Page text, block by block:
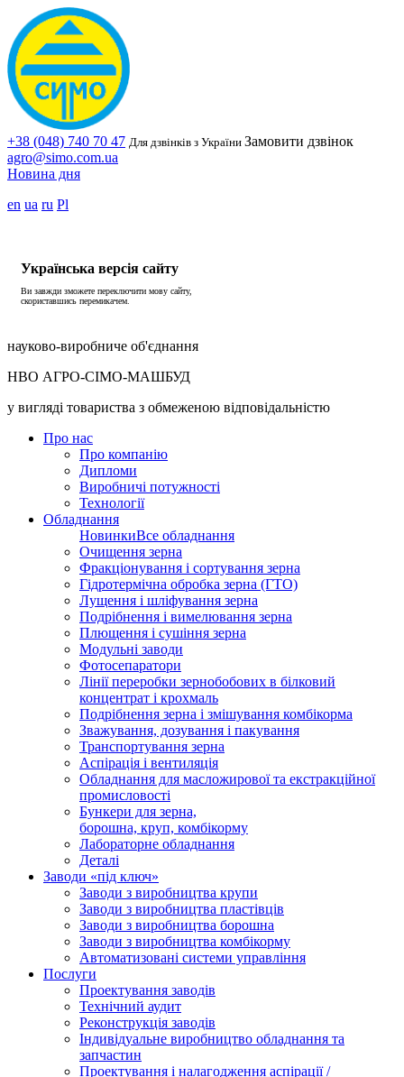
+38 (048) 740 70 47 Для дзвінків з України Замовити дзвінок
agro@simo.com.ua
Новина дня
en ua ru Pl
Українська версія сайту
Ви завжди зможете переключити мову сайту,
скориставшись перемикачем.
науково-виробниче об'єднання
НВО АГРО-СІМО-МАШБУД
у вигляді товариства з обмеженою відповідальністю
Про нас
Про компанію
Дипломи
Виробничі потужності
Технології
Обладнання
НовинкиВсе обладнання
Очищення зерна
Фракціонування і сортування зерна
Гідротермічна обробка зерна (ГТО)
Лущення і шліфування зерна
Подрібнення і вимелювання зерна
Плющення і сушіння зерна
Модульні заводи
Фотосепаратори
Лінії переробки зернобобових в білковий
концентрат і крохмаль
Подрібнення зерна і змішування комбікорма
Зважування, дозування і пакування
Транспортування зерна
Аспірація і вентиляція
Обладнання для масложирової та екстракційної
промисловості
Бункери для зерна,
борошна, круп, комбікорму
Лабораторне обладнання
Деталі
Заводи «під ключ»
Заводи з виробництва крупи
Заводи з виробництва пластівців
Заводи з виробництва борошна
Заводи з виробництва комбікорму
Автоматизовані системи управління
Послуги
Проектування заводів
Технічний аудит
Реконструкція заводів
Індивідуальне виробництво обладнання та
запчастин
Проектування і налагодження аспірації /